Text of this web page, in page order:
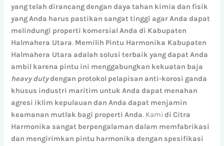
yang telah dirancang dengan daya tahan kimia dan fisik
yang Anda harus pastikan sangat tinggi agar Anda dapat
melindungi properti komersial Anda di Kabupaten
Halmahera Utara. Memilih Pintu Harmonika Kabupaten
Halmahera Utara adalah solusi terbaik yang dapat Anda
ambil karena pintu ini menggabungkan kekuatan baja
heavy dutydengan protokol pelapisan anti-korosi ganda
khusus industri maritim untuk Anda dapat menahan
agresi iklim kepulauan dan Anda dapat menjamin
keamanan mutlak bagi properti Anda. Kamidi Citra
Harmonika sangat berpengalaman dalam memfabrikasi
dan mengirimkan pintu harmonika dengan spesifikasi